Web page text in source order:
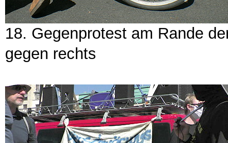
18. Gegenprotest am Rande
gegen rechts